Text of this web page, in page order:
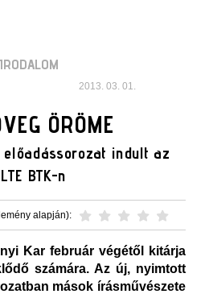
IRODALOM
2013. 03. 01.
ÖRÖME
indult az
BTK-n
alapján):
Kar február végétől kitárja
számára. Az új, nyimtott
mások írásművészete